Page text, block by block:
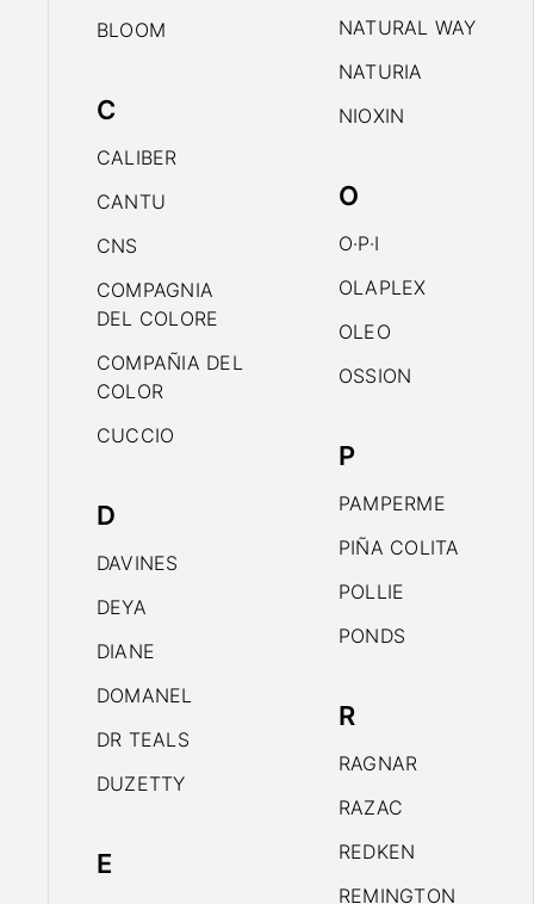
BLOOM
C
CALIBER
CANTU
CNS
COMPAGNIA
DEL COLORE
COMPAÑIA DEL
COLOR
CUCCIO
D
DAVINES
DEYA
DIANE
DOMANEL
DR TEALS
DUZETTY
E
NATURAL WAY
NATURIA
NIOXIN
O
O·P·I
OLAPLEX
OLEO
OSSION
P
PAMPERME
PIÑA COLITA
POLLIE
PONDS
R
RAGNAR
RAZAC
REDKEN
REMINGTON